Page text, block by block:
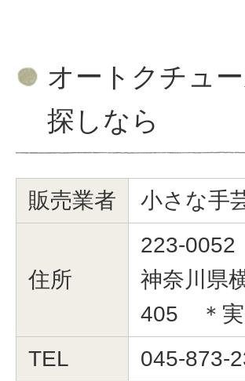
オートクチュ
探しなら
販売業者 小さな手
住所
223-0052
神奈川県
405 ＊実
TEL
045-873-